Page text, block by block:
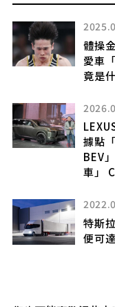
」分享喜訊！
黑色Lexus新座駕究
」首度公開！ 在開發
淬鍊而成的「3排座
發現無限可能性的
Semi」圖片，僅5秒
速BEV